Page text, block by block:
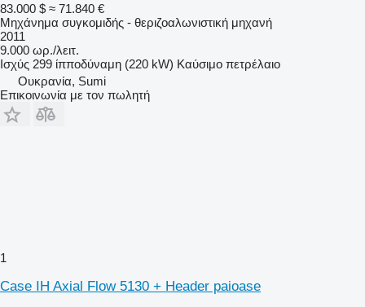
83.000 $ ≈ 71.840 €
Μηχάνημα συγκομιδής - θεριζοαλωνιστική μηχανή
2011
9.000 ωρ./λειτ.
Ισχύς 299 ίπποδύναμη (220 kW) Καύσιμο πετρέλαιο
Ουκρανία, Sumi
Επικοινωνία με τον πωλητή
1
Case IH Axial Flow 5130 + Header paioase